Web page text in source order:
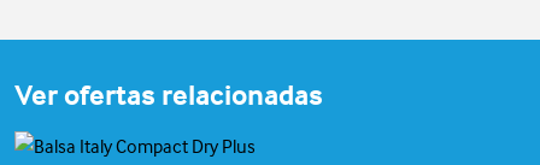
Ver ofertas relacionadas